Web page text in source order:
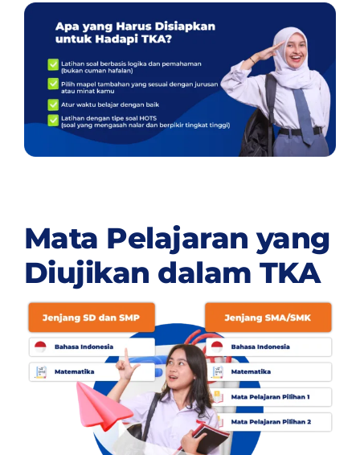
Mata Pelajaran yang
Diujikan dalam TKA